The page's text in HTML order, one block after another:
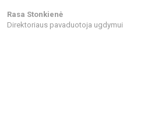
Rasa Stonkienė
Direktoriaus pavaduotoja ugdymui